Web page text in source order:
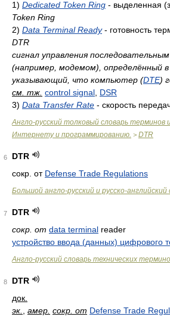
1) Dedicated Token Ring - выделенная
Token Ring
2) Data Terminal Ready- готовность
DTR
сигнал управления
(например, модемом), определённый
указывающий, что компьютер (DTE)
см. тж. control signal DSR
3) Data Transfer Rate - скорость
Англо-русский толковый словарь терминов
Интернету и программированию. > DTR
6
DTR
сокр. от Defense Trade Regulations
Большой англо-русский и русско-английский
7
DTR
сокр. от data terminal reader
устройство ввода (данных) цифрового
Англо-русский словарь технических
8
DTR
док.
эк.
амер. сокр. от Defense Trade